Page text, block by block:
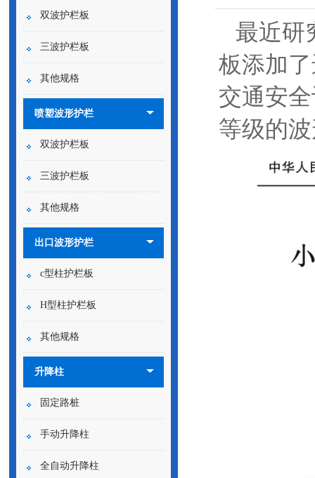
双波护栏板
三波护栏板
其他规格
喷塑波形护栏
双波护栏板
三波护栏板
其他规格
出口波形护栏
c型柱护栏板
H型柱护栏板
其他规格
升降柱
固定路桩
手动升降柱
全自动升降柱
最近研
板添加
交通安
等级的